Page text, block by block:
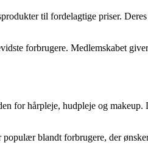
til fordelagtige priser.
forbrugere. Medlemskabet
for hårpleje, hudpleje og
blandt forbrugere, der